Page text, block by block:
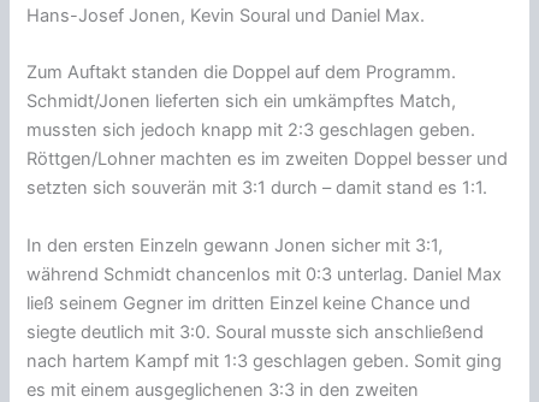
Hans-Josef Jonen, Kevin Soural und Daniel Max.
Zum Auftakt standen die Doppel auf dem Programm.
Schmidt/Jonen lieferten sich ein umkämpftes Match,
mussten sich jedoch knapp mit 2:3 geschlagen geben.
Röttgen/Lohner machten es im zweiten Doppel besser und
setzten sich souverän mit 3:1 durch – damit stand es 1:1.
In den ersten Einzeln gewann Jonen sicher mit 3:1,
während Schmidt chancenlos mit 0:3 unterlag. Daniel Max
ließ seinem Gegner im dritten Einzel keine Chance und
siegte deutlich mit 3:0. Soural musste sich anschließend
nach hartem Kampf mit 1:3 geschlagen geben. Somit ging
es mit einem ausgeglichenen 3:3 in den zweiten